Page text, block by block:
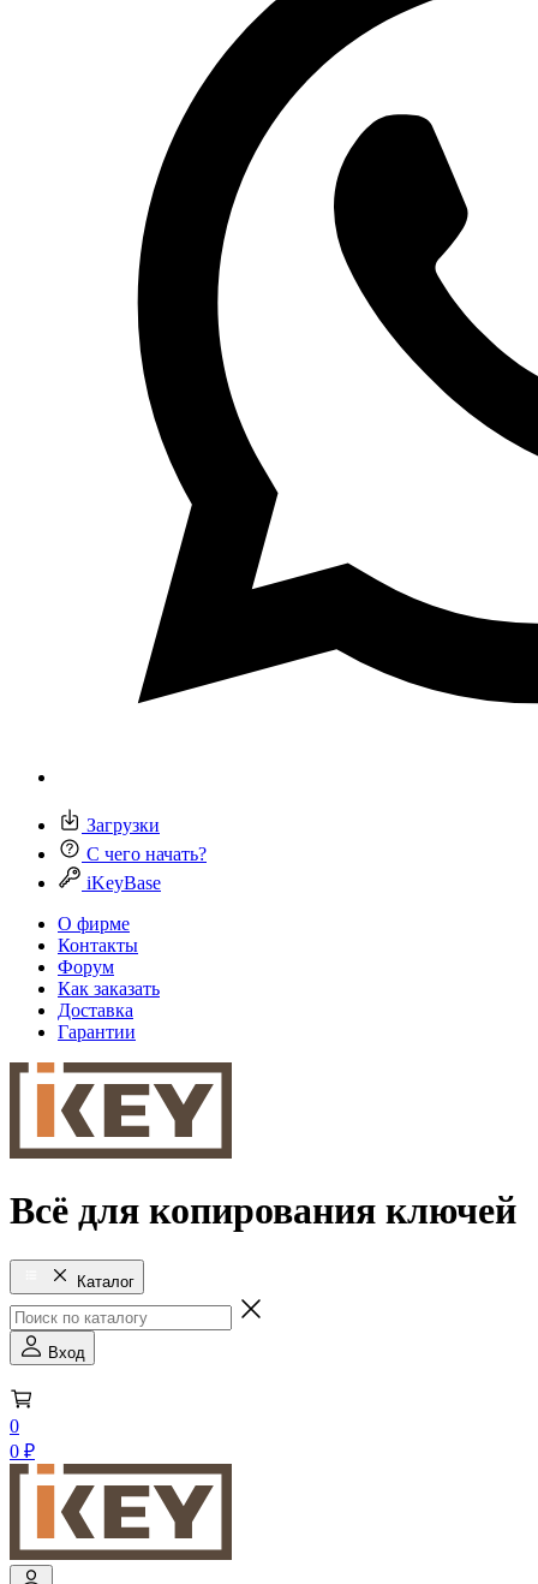
Загрузки
С чего начать?
iKeyBase
О фирме
Контакты
Форум
Как заказать
Доставка
Гарантии
Всё для копирования ключей
Каталог
Вход
0
0 ₽